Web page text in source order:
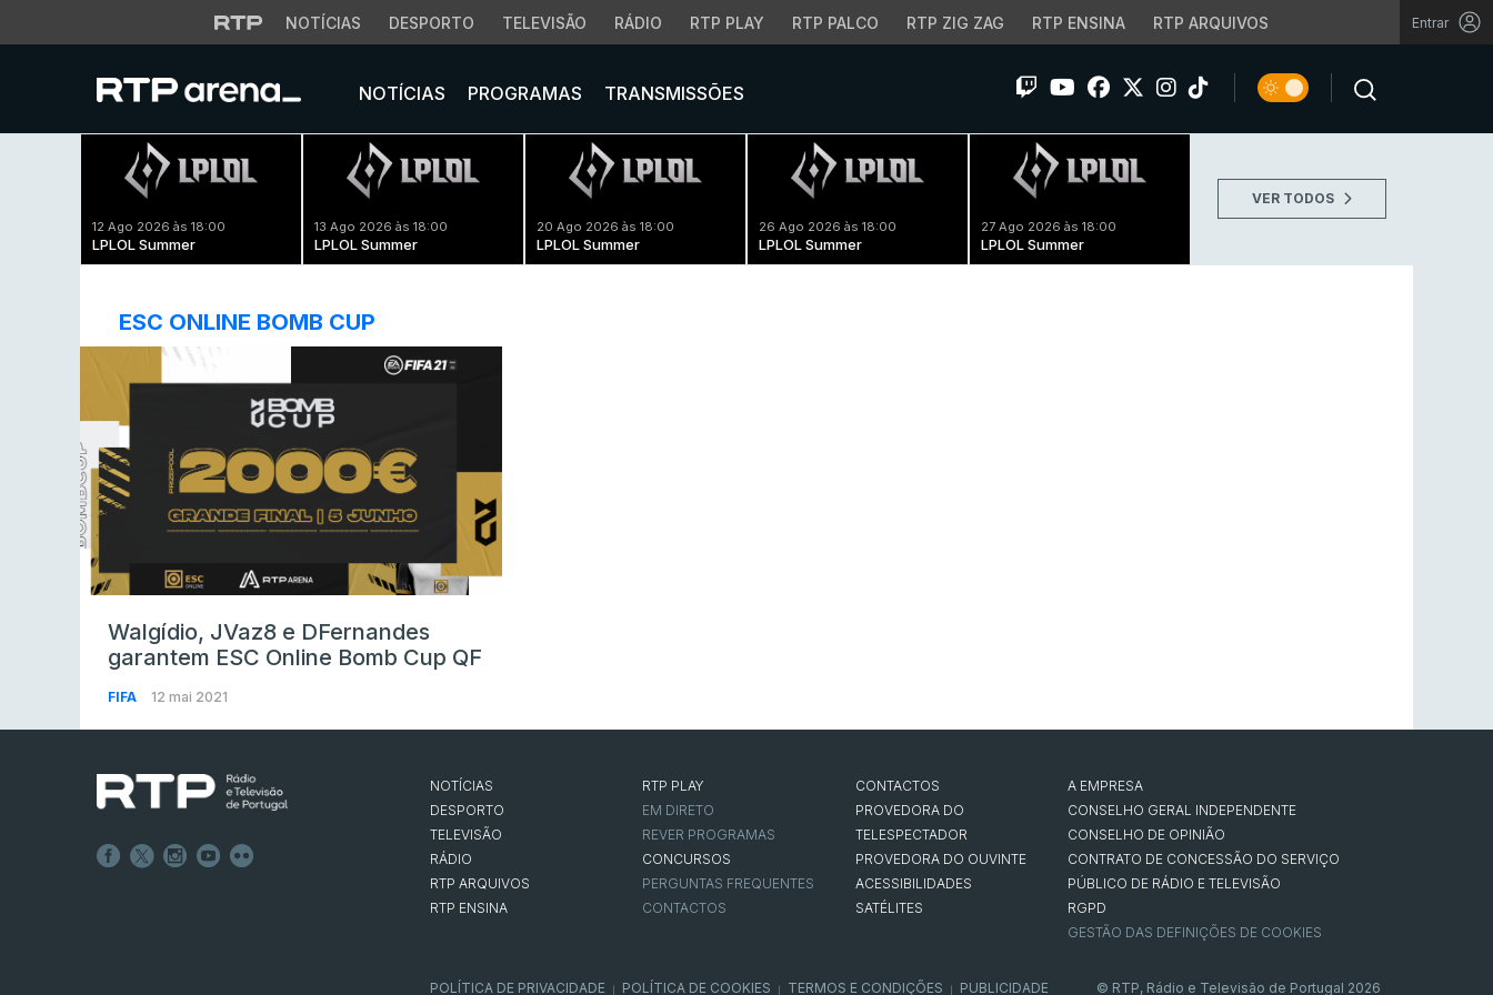
NOTÍCIAS DESPORTO TELEVISÃO RÁDIO RTP PLAY RTP PALCO RTP ZIG ZAG RTP ENSINA RTP ARQUIVOS Entrar
NOTÍCIAS PROGRAMAS TRANSMISSÕES
12 Ago 2026 às 18:00
LPLOL Summer
13 Ago 2026 às 18:00
LPLOL Summer
20 Ago 2026 às 18:00
LPLOL Summer
26 Ago 2026 às 18:00
LPLOL Summer
27 Ago 2026 às 18:00
LPLOL Summer
VER TODOS
ESC ONLINE BOMB CUP
Walgídio, JVaz8 e DFernandes
garantem ESC Online Bomb Cup QF
FIFA 12 mai 2021
NOTÍCIAS
DESPORTO
TELEVISÃO
RÁDIO
RTP ARQUIVOS
RTP ENSINA
RTP PLAY
EM DIRETO
REVER PROGRAMAS
CONCURSOS
PERGUNTAS FREQUENTES
CONTACTOS
CONTACTOS
PROVEDORA DO
TELESPECTADOR
PROVEDORA DO OUVINTE
ACESSIBILIDADES
SATÉLITES
A EMPRESA
CONSELHO GERAL INDEPENDENTE
CONSELHO DE OPINIÃO
CONTRATO DE CONCESSÃO DO SERVIÇO
PÚBLICO DE RÁDIO E TELEVISÃO
RGPD
GESTÃO DAS DEFINIÇÕES DE COOKIES
POLÍTICA DE PRIVACIDADE POLÍTICA DE COOKIES TERMOS E CONDIÇÕES PUBLICIDADE © RTP, Rádio e Televisão de Portugal 2026